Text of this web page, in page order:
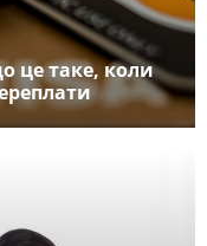
це таке, коли